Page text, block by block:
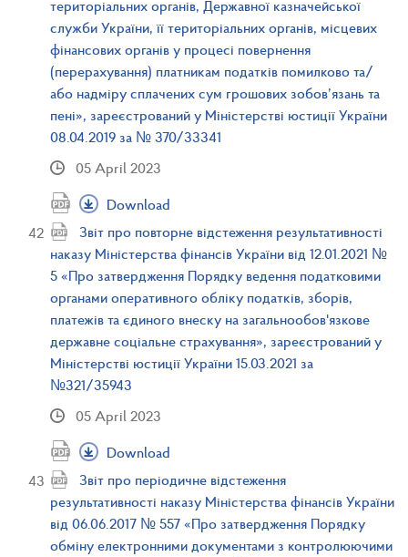
територіальних органів, Державної казначейської
служби України, її територіальних органів, місцевих
фінансових органів у процесі повернення
(перерахування) платникам податків помилково та/
або надміру сплачених сум грошових зобов’язань та
пені», зареєстрований у Міністерстві юстиції України
08.04.2019 за № 370/33341
05 April 2023
Download
Звіт про повторне відстеження результативності
наказу Міністерства фінансів України від 12.01.2021 №
5 «Про затвердження Порядку ведення податковими
органами оперативного обліку податків, зборів,
платежів та єдиного внеску на загальнообов'язкове
державне соціальне страхування», зареєстрований у
Міністерстві юстиції України 15.03.2021 за
№321/35943
05 April 2023
Download
Звіт про періодичне відстеження
результативності наказу Міністерства фінансів України
від 06.06.2017 № 557 «Про затвердження Порядку
обміну електронними документами з контролюючими